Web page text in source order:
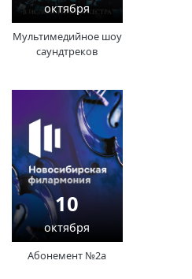
октября
Мультимедийное шоу
саундтреков
10
октября
Абонемент №2а